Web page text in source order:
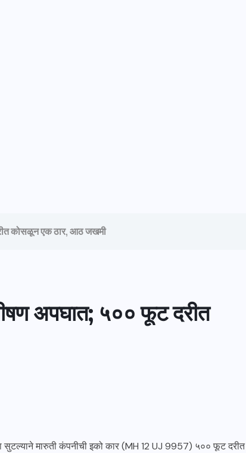
कोसळून एक ठार, आठ जखमी
अपघात; ५०० फूट दरीत
सुटल्याने मारुती कंपनीची इको कार (MH 12 UJ 9957) ५०० फूट दरीत